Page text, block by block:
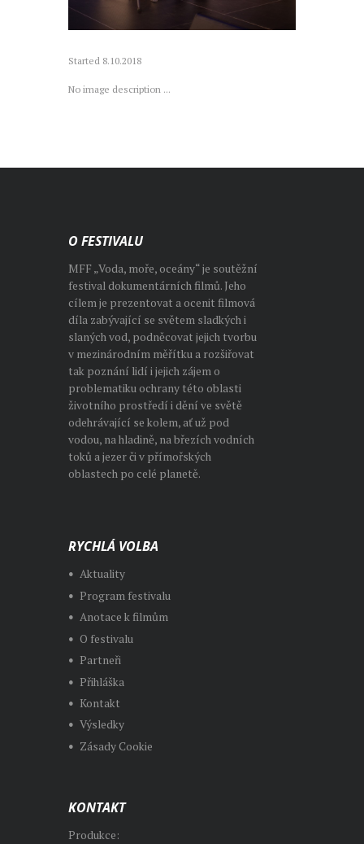
Started 8.10.2018
No image description ...
O FESTIVALU
MFF „Voda, moře, oceány“ je soutěžní
festival dokumentárních filmů. Jeho
cílem je prezentovat a ocenit filmová
díla zabývající se světem sladkých i
slaných vod, podněcovat jejich tvorbu
v mezinárodním měřítku a rozšiřovat
tak poznání lidí i jejich zájem o
problematiku ochrany této oblasti
životního prostředí i dění ve světě
odehrávající se kolem, ať už pod
vodou, na hladině, na březích vodních
toků a jezer či v přímořských
oblastech po celé planetě.
RYCHLÁ VOLBA
Aktuality
Program festivalu
Anotace k filmům
O festivalu
Partneři
Přihláška
Kontakt
Výsledky
Zásady Cookie
KONTAKT
Produkce: